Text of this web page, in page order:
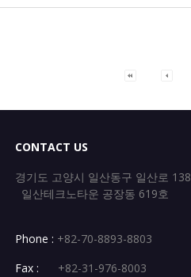
CONTACT US
경기도 고양시 일산동구 일산로 138
일산테크노타운 공장동 619호
Phone : +82-70-8893-8803
Fax :
+82-31-976-8003